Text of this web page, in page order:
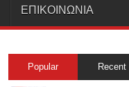
ΕΠΙΚΟΙΝΩΝΙΑ
Popular Recent